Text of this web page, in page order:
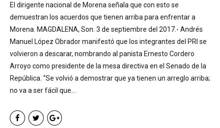
El dirigente nacional de Morena señala que con esto se
demuestran los acuerdos que tienen arriba para enfrentar a
Morena. MAGDALENA, Son. 3 de septiembre del 2017.- Andrés
Manuel López Obrador manifestó que los integrantes del PRI se
volvieron a descarar, nombrando al panista Ernesto Cordero
Arroyo como presidente de la mesa directiva en el Senado de la
República. “Se volvió a demostrar que ya tienen un arreglo arriba;
no va a ser fácil que...